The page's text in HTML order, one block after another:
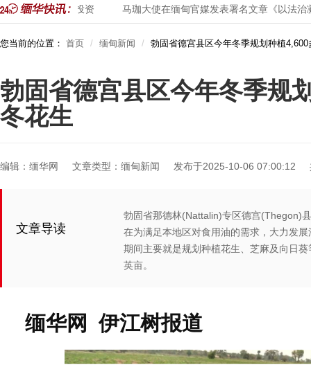
质天然气项目投资 马珈大使在缅甸官媒发表署名文章《以法治
您当前的位置： 首页 缅甸新闻 勃固省德宫县区今年冬季规划种植
勃固省德宫县区今年冬季规
冬花生
编辑：缅华网 文章类型：缅甸新闻 发布于2025-10-06 07:00:12
文章导读
勃固省那德林(Nattalin)专区德宫(Thegon)
在为满足本地区对食用油的需求，大力发
期间主要就是规划种植花生、芝麻及向日
英亩。
缅华网 伊江树报道